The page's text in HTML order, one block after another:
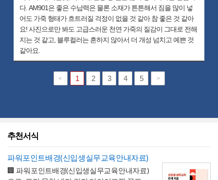
다. AM901은 좋은 수납력은 물론 소재가 튼튼해서 짐을 많이 넣
어도 가죽 형태가 흐트러질 걱정이 없을 것 같아 참 좋은 것 같아
요! 사진으로만 봐도 고급스러운 천연 가죽의 질감이 그대로 전해
지는 것 같고, 블루컬러는 흔하지 않아서 더 개성 넘치고 예쁜 것
같아요.
< 1 2 3 4 5 >
추천서식
파워포인트배경(신입생실무교육안내자료)
🏢 파워포인트배경(신입생실무교육안내자료)